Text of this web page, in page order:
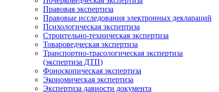
Правовая экспертиза
Правовые исследования электронных деклараций
Психологическая экспертиза
Строительно-техническая экспертиза
Товароведческая экспертиза
Транспортно-трасологическая экспертиза
(экспертиза ДТП)
Фоноскопическая экспертиза
Экономическая экспертиза
Экспертиза давности документа